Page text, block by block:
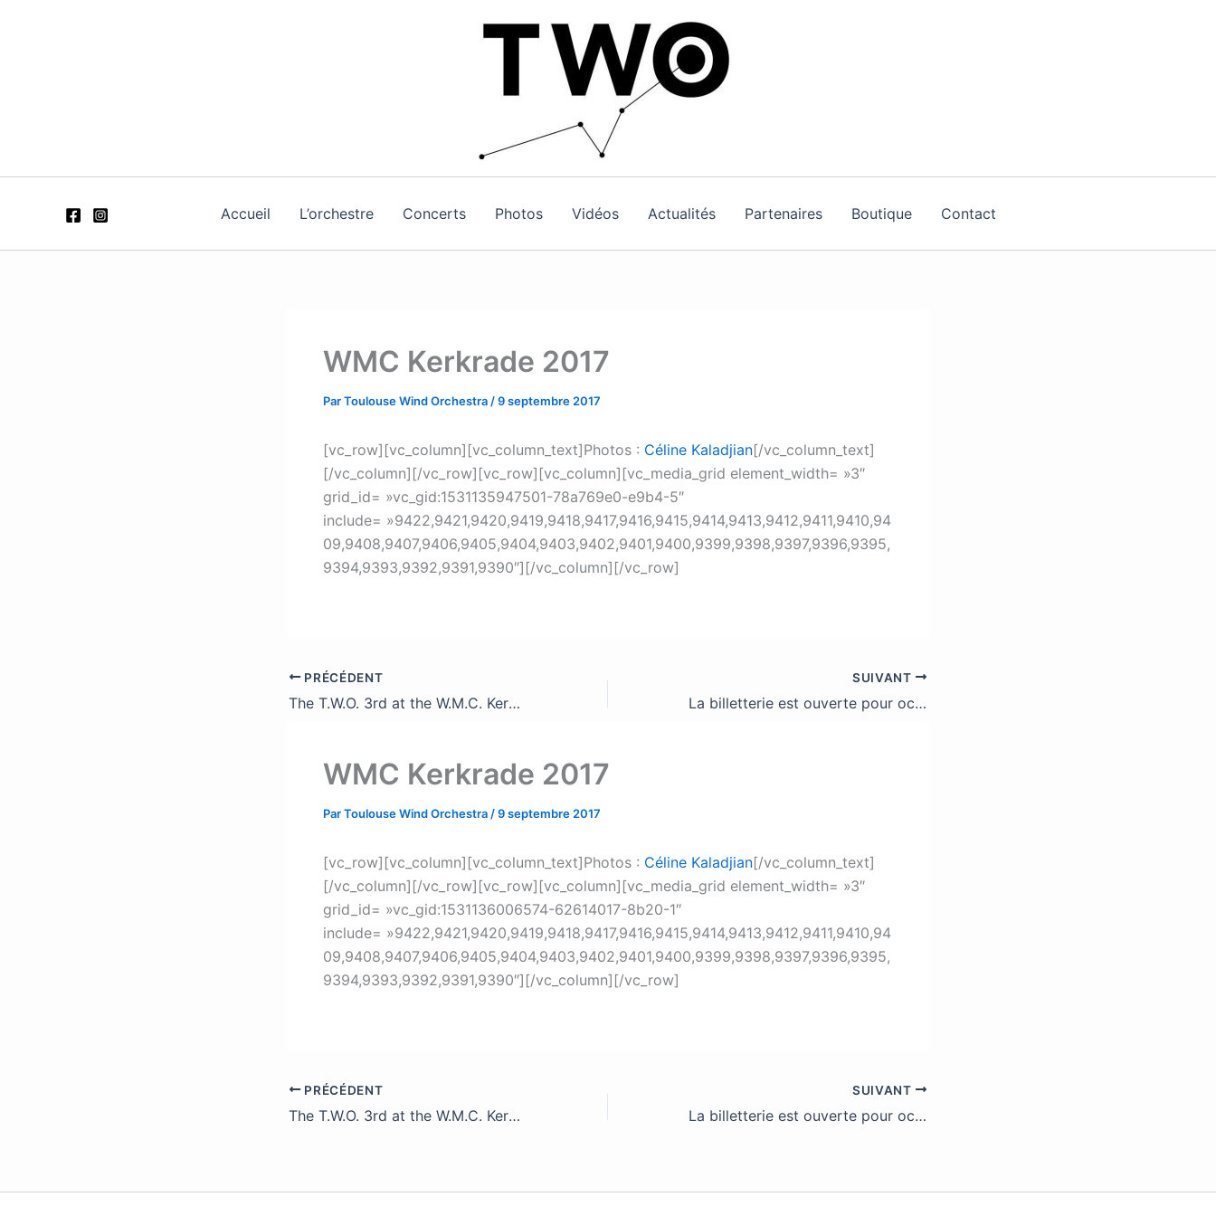
Accueil L’orchestre Concerts Photos Vidéos Actualités Partenaires Boutique Contact
WMC Kerkrade 2017
ParToulouse Wind Orchestra /9 septembre 2017
[vc_row][vc_column][vc_column_text]Photos : Céline Kaladjian[/vc_column_text]
[/vc_column][/vc_row][vc_row][vc_column][vc_media_grid element_width= »3″
grid_id= »vc_gid:1531135947501-78a769e0-e9b4-5″
include= »9422,9421,9420,9419,9418,9417,9416,9415,9414,9413,9412,9411,9410,94
09,9408,9407,9406,9405,9404,9403,9402,9401,9400,9399,9398,9397,9396,9395,
9394,9393,9392,9391,9390″][/vc_column][/vc_row]
PRÉCÉDENT
The T.W.O. 3rd at the W.M.C. Kerkrade
SUIVANT
La billetterie est ouverte pour octobre !
WMC Kerkrade 2017
ParToulouse Wind Orchestra /9 septembre 2017
[vc_row][vc_column][vc_column_text]Photos : Céline Kaladjian[/vc_column_text]
[/vc_column][/vc_row][vc_row][vc_column][vc_media_grid element_width= »3″
grid_id= »vc_gid:1531136006574-62614017-8b20-1″
include= »9422,9421,9420,9419,9418,9417,9416,9415,9414,9413,9412,9411,9410,94
09,9408,9407,9406,9405,9404,9403,9402,9401,9400,9399,9398,9397,9396,9395,
9394,9393,9392,9391,9390″][/vc_column][/vc_row]
PRÉCÉDENT
The T.W.O. 3rd at the W.M.C. Kerkrade
SUIVANT
La billetterie est ouverte pour octobre !